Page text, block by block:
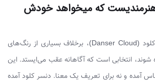
که میخواهد خودش
رنگ سال ۲۰۲۶، دنسر کلود (Danser Cloud)، برخلاف بسیاری از رنگ‌های
انتخابی است که آگاهانه عقب می‌ایستد. این
آمده و نه برای تعریف یک معنا. دنسر کلود آمده